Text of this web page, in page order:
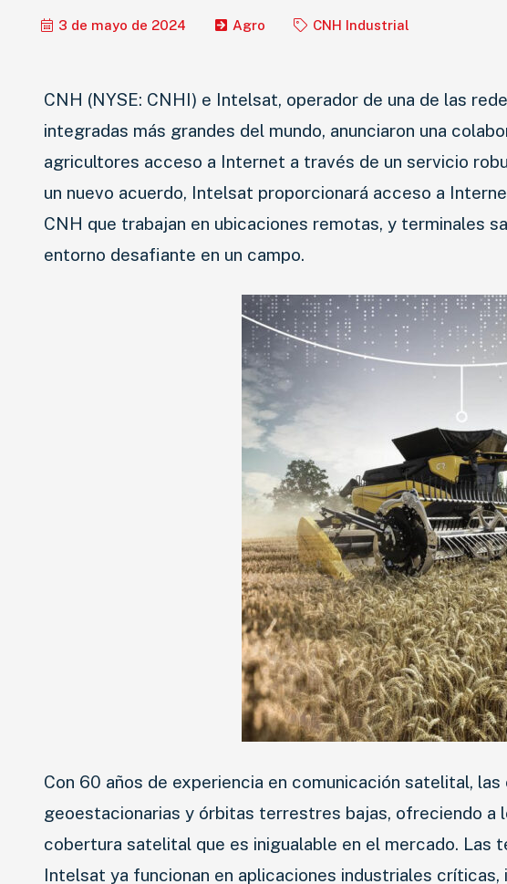
3 de mayo de 2024 Agro CNH Industrial
CNH (NYSE: CNHI) e Intelsat, operador de una de las
integradas más grandes del mundo, anunciaron una
agricultores acceso a Internet a través de un servicio
un nuevo acuerdo, Intelsat proporcionará acceso a
CNH que trabajan en ubicaciones remotas, y terminales
entorno desafiante en un campo.
Con 60 años de experiencia en comunicación satelital,
geoestacionarias y órbitas terrestres bajas, ofreciendo
cobertura satelital que es inigualable en el mercado. Las
Intelsat ya funcionan en aplicaciones industriales